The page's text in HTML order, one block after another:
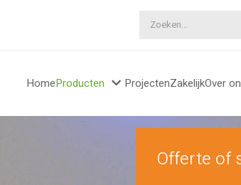
Zoeken...
HomeProducten ProjectenZakelijkOver
Offerte of